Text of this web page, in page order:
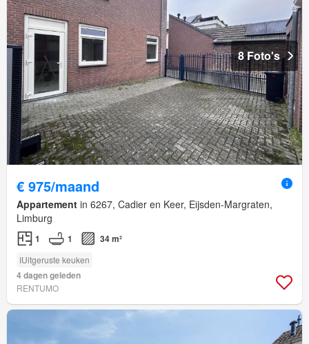
8 Foto's
€ 975/maand
Appartement in 6267, Cadier en Keer, Eijsden-Margraten,
Limburg
1 1 34 m²
IUitgeruste keuken
4 dagen geleden
RENTUMO